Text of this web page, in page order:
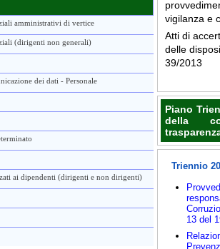
amministrativi di vertice
(dirigenti non generali)
dei dati - Personale
ai dipendenti (dirigenti e non dirigenti)
vigilanza e
Atti di
delle
39/2013
Piano
della
Triennio
13 del